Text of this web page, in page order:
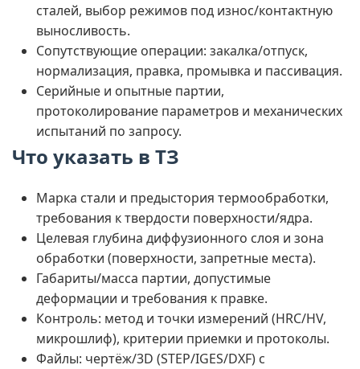
сталей, выбор режимов под износ/контактную
выносливость.
Сопутствующие операции: закалка/отпуск,
нормализация, правка, промывка и пассивация.
Серийные и опытные партии,
протоколирование параметров и механических
испытаний по запросу.
Что указать в ТЗ
Марка стали и предыстория термообработки,
требования к твердости поверхности/ядра.
Целевая глубина диффузионного слоя и зона
обработки (поверхности, запретные места).
Габариты/масса партии, допустимые
деформации и требования к правке.
Контроль: метод и точки измерений (HRC/HV,
микрошлиф), критерии приемки и протоколы.
Файлы: чертёж/3D (STEP/IGES/DXF) с